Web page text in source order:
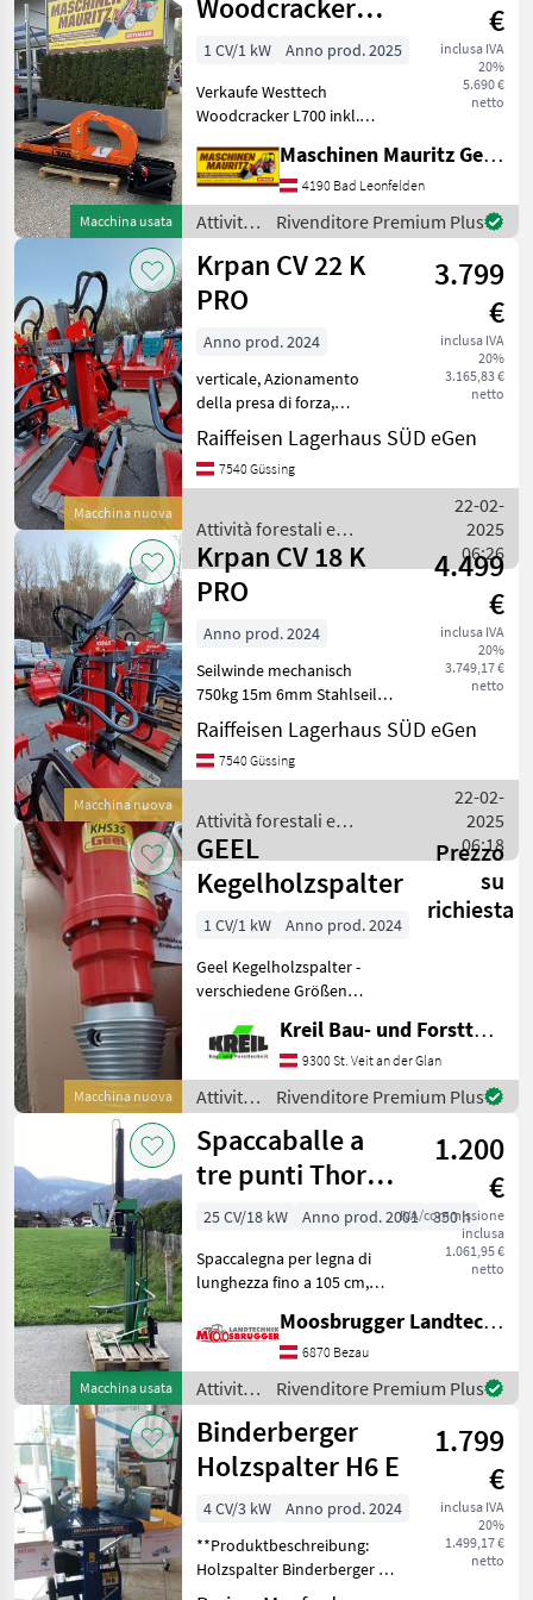
del
legno /
Macchina usata
Woodcracker
L700
€
inclusa IVA
20%
5.690 €
netto
1 CV/1 kW
Anno prod. 2025
Verkaufe Westtech
Woodcracker L700 inkl.
Zangenöffnung: 700mm *
Spaltkraft: bis 22T *
Gewicht: 285 KG
Überzeugen sie sich von der
Qua
Maschinen Mauritz GesmbH
4190 Bad Leonfelden
Attività
forestali
e
lavorazione
del
legno /
Rivenditore Premium Plus
Macchina nuova
Krpan CV 22 K
PRO
3.799
€
inclusa IVA
20%
3.165,83 €
netto
Anno prod. 2024
verticale, Azionamento
della presa di forza,
Trazione idraulica, :
verticale Attività forestali e
lavorazione del legno
Raiffeisen Lagerhaus SÜD eGen
7540 Güssing
Attività forestali e
lavorazione del legno /
Krpan
22-02-
2025
06:26
Macchina nuova
Krpan CV 18 K
PRO
4.499
€
inclusa IVA
20%
3.749,17 €
netto
Anno prod. 2024
Seilwinde mechanisch
750kg 15m 6mm Stahlseil
Azionamento della presa di
forza, Trazione idraulica
Attività forestali e
Spaccalegna
Raiffeisen Lagerhaus SÜD eGen
7540 Güssing
Attività forestali e
lavorazione del legno /
Krpan
22-02-
2025
06:18
Macchina nuova
GEEL
Kegelholzspalter
Prezzo
su
richiesta
1 CV/1 kW
Anno prod. 2024
Geel Kegelholzspalter -
verschiedene Größen
5t-12t, Kegel ø 170, 250
oder 315 mm, Anbauplatte
GEEL SW010/Martin MH03
und GEEL SW020/Ma
Kreil Bau- und Forsttechnik
9300 St. Veit an der Glan
Attività
forestali
e
lavorazione
del
legno /
Rivenditore Premium Plus
Macchina usata
Spaccaballe a
tre punti Thor
12to
1.200
€
IVA/commissione
inclusa
1.061,95 €
netto
25 CV/18 kW Anno prod. 2001
350 h
Spaccalegna per legna di
lunghezza fino a 105 cm,
attacco a tre punti,
alimentazione dell'olio
tramite impianto idraulico
del trattore, staff
Moosbrugger Landtechnik GmbH
6870 Bezau
Attività
forestali
e
lavorazione
del
legno /
Rivenditore Premium Plus
Binderberger
Holzspalter H6 E
1.799
€
inclusa IVA
20%
1.499,17 €
netto
4 CV/3 kW
Anno prod. 2024
**Produktbeschreibung:
Holzspalter Binderberger H
6 E** **Allgemeine